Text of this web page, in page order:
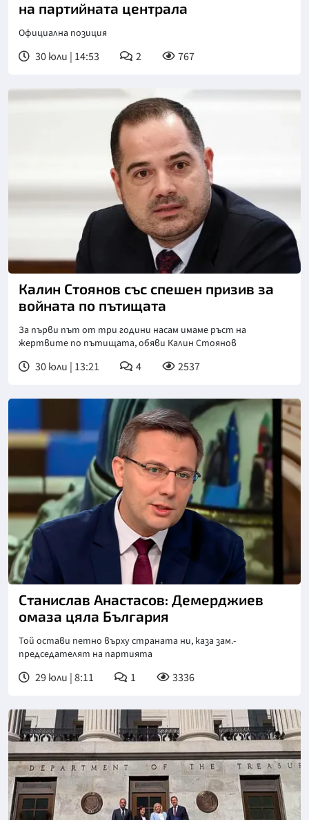
на партийната централа
Официална позиция
30 юли | 14:53 2 767
Снимка: БГНЕС
Калин Стоянов със спешен призив за
войната по пътищата
За първи път от три години насам имаме ръст на
жертвите по пътищата, обяви Калин Стоянов
30 юли | 13:21 4 2537
Снимка: Нова телевизия
Станислав Анастасов: Демерджиев
омаза цяла България
Той остави петно върху страната ни, каза зам.-
председателят на партията
29 юли | 8:11 1 3336